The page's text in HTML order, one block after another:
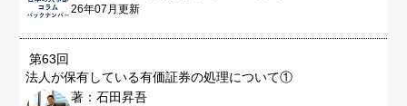
26年07月更新
第63回
法人が保有している有価証券の処理について①
著：石田昇吾